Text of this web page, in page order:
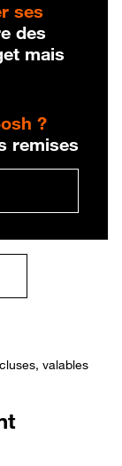
ses
des
mais
?
remises
valables